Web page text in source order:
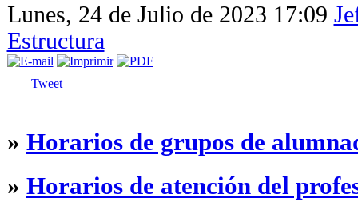
Lunes, 24 de Julio de 2023 17:09
Estructura
Tweet
» Horarios de grupos de
» Horarios de atención del